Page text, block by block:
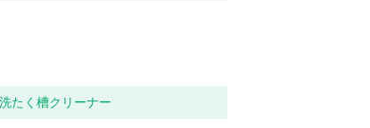
たく槽クリーナー